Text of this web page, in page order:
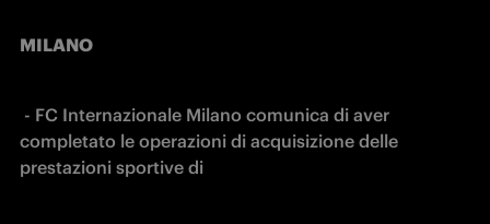
MILANO
completato le operazioni di acquisizione delle
prestazioni sportive di